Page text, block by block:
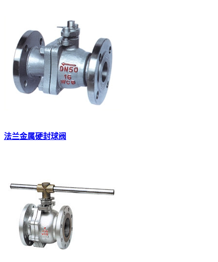
法兰金属硬封球阀